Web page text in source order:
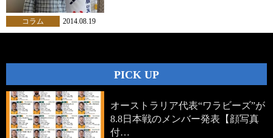
コラム 2014.08.19
PICK UP
オーストラリア代表“ワラビーズ”が
8.8日本戦のメンバー発表【顔写真
付…